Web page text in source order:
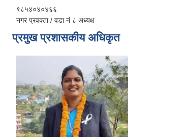
९८५४०४०४६६
नगर प्रवक्ता / वडा नं ८ अध्यक्ष
प्रमुख प्रशासकीय अधिकृत